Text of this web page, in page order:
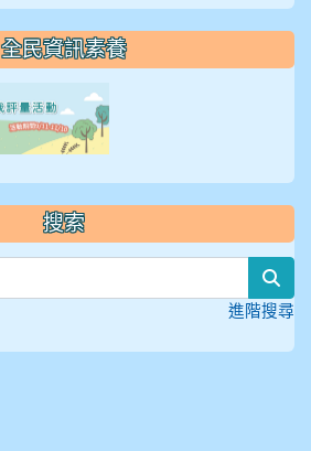
全民資訊素養
搜索
進階搜尋